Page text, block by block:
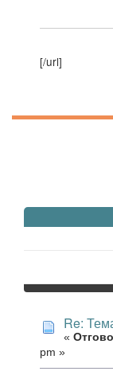
[/url]
Re:
«
pm »